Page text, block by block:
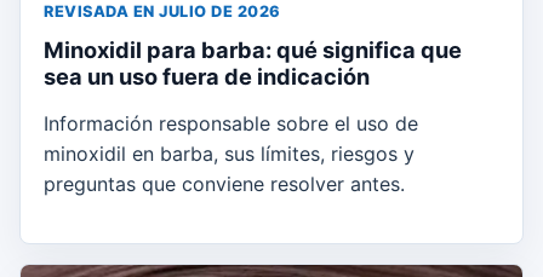
REVISADA EN JULIO DE 2026
Minoxidil para barba: qué significa que
sea un uso fuera de indicación
Información responsable sobre el uso de
minoxidil en barba, sus límites, riesgos y
preguntas que conviene resolver antes.